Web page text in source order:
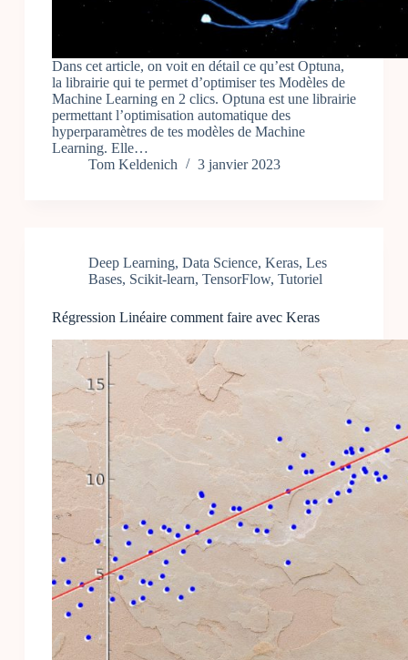
Dans cet article, on voit en détail ce qu’est Optuna,
la librairie qui te permet d’optimiser tes Modèles de
Machine Learning en 2 clics. Optuna est une librairie
permettant l’optimisation automatique des
hyperparamètres de tes modèles de Machine
Learning. Elle…
Tom Keldenich
3 janvier 2023
Deep Learning, Data Science, Keras, Les
Bases, Scikit-learn, TensorFlow, Tutoriel
Régression Linéaire comment faire avec Keras